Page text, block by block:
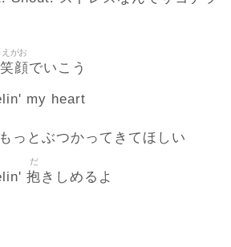
笑顔
えがお
でいこう
my heart
っとぶつかってきてほしい
抱
だ
きしめるよ